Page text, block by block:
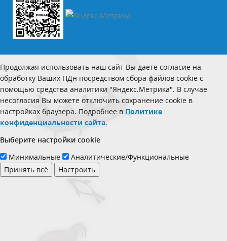
Продолжая использовать наш сайт Вы даете согласие на
обработку Ваших ПДн посредством сбора файлов cookie с
помощью средства аналитики "Яндекс.Метрика". В случае
несогласия Вы можете отключить сохранение cookie в
настройках браузера. Подробнее в Политике
конфиденциальности сайта.
Выберите настройки cookie
Минимальные
Аналитические/Функциональные
Принять всё
Настроить